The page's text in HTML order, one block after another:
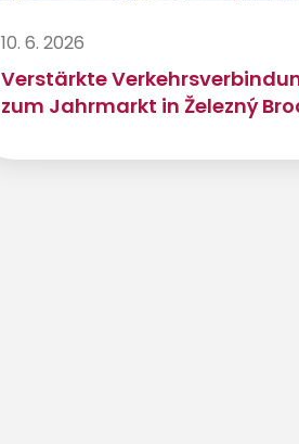
10. 6. 2026
Verstärkte
zum Jahrmarkt in Železný